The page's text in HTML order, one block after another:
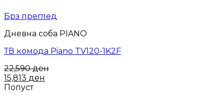
Брз преглед
Дневна соба PIANO
ТВ комода Piano TV120-1K2F
22,590ден
15,813 ден
Попуст